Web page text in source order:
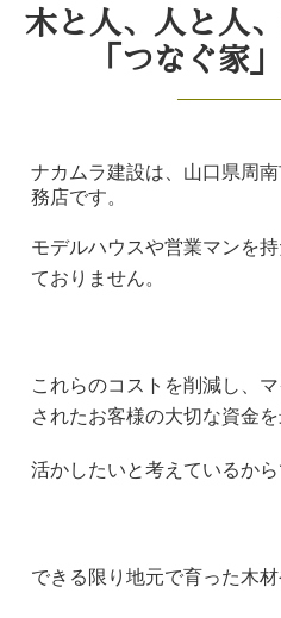
木と人、人と人
「つなぐ家
ナカムラ建設は、山口県周
務店です。
モデルハウスや営業マンを
ておりません。
これらのコストを削減し、
されたお客様の大切な資金
活かしたいと考えているから
できる限り地元で育った木